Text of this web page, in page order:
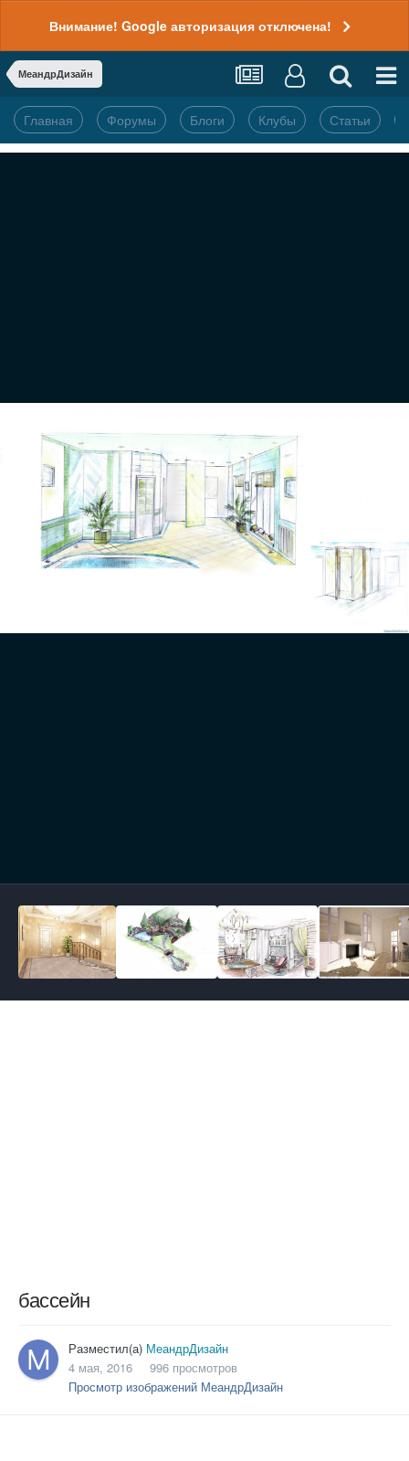
Внимание! Google авторизация отключена!
МеандрДизайн
Главная Форумы Блоги Клубы Статьи
бассейн
Разместил(а) МеандрДизайн
4 мая, 2016
996 просмотров
Просмотр изображений МеандрДизайн